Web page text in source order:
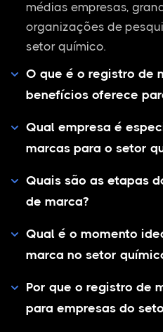
médias empresas,
organizações de
setor químico.
O que é o registro de
benefícios oferece
Qual empresa é
marcas para o setor
Quais são as etapas
de marca?
Qual é o momento
marca no setor
Por que o registro de
para empresas do